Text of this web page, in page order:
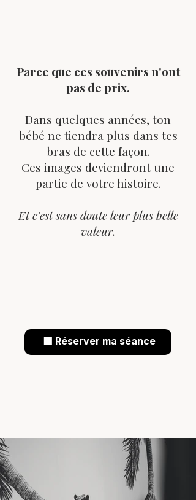
Parce que ces souvenirs n'ont
pas de prix.
Dans quelques années, ton
bébé ne tiendra plus dans tes
bras de cette façon.
Ces images deviendront une
partie de votre histoire.
Et c'est sans doute leur plus belle
valeur.
⬛ Réserver ma séance